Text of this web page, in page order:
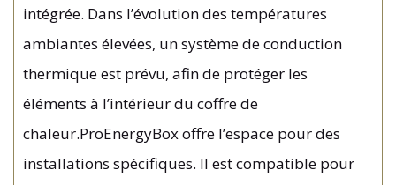
intégrée. Dans l’évolution des températures
ambiantes élevées, un système de conduction
thermique est prévu, afin de protéger les
éléments à l’intérieur du coffre de
chaleur.ProEnergyBox offre l’espace pour des
installations spécifiques. Il est compatible pour